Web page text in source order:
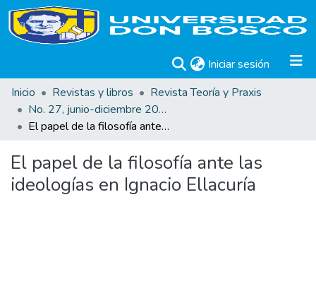
Iniciar sesión (current)
Inicio
Revistas y libros
Revista Teoría y Praxis
No. 27, junio-diciembre 2015
El papel de la filosofía ante las ideologías en Ignacio Ellacuría
El papel de la filosofía ante las
ideologías en Ignacio Ellacuría